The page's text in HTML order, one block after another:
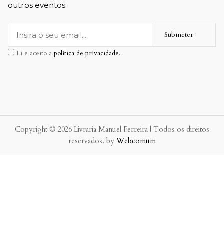
outros eventos.
Submeter
Li e aceito a política de privacidade.
Copyright © 2026 Livraria Manuel Ferreira | Todos os direitos
reservados. by Webcomum